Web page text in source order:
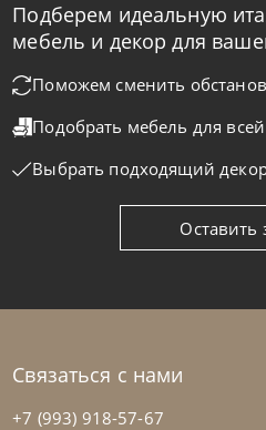
Bontempi
На заказ 45-90 дн
на выбор на выбор
Подберем идеальную
мебель и декор для
Поможем сменить
Подобрать мебель для
Выбрать подходящий
Оставить
Связаться с нами
+7 (993) 918-57-67